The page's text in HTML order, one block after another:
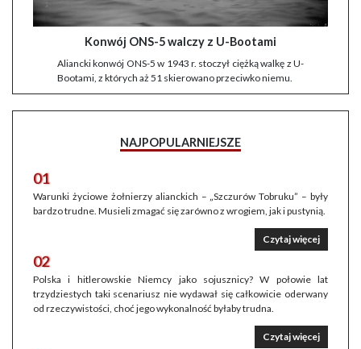
Konwój ONS-5 walczy z U-Bootami
Aliancki konwój ONS-5 w 1943 r. stoczył ciężką walkę z U-
Bootami, z których aż 51 skierowano przeciwko niemu.
NAJPOPULARNIEJSZE
01
Warunki życiowe żołnierzy alianckich – „Szczurów Tobruku” – były
bardzo trudne. Musieli zmagać się zarówno z wrogiem, jak i pustynią.
Czytaj więcej
02
Polska i hitlerowskie Niemcy jako sojusznicy? W połowie lat
trzydziestych taki scenariusz nie wydawał się całkowicie oderwany
od rzeczywistości, choć jego wykonalność byłaby trudna.
Czytaj więcej